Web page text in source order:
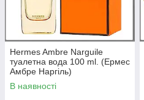
Hermes Ambre Narguile
туалетна вода 100 ml. (Ермес
Амбре Наргіль)
В наявності